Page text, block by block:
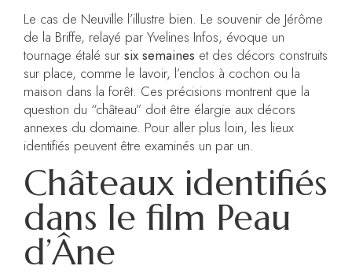
Le cas de Neuville l’illustre bien. Le souvenir de Jérôme
de la Briffe, relayé par Yvelines Infos, évoque un
tournage étalé sur six semaines et des décors construits
sur place, comme le lavoir, l’enclos à cochon ou la
maison dans la forêt. Ces précisions montrent que la
question du “château” doit être élargie aux décors
annexes du domaine. Pour aller plus loin, les lieux
identifiés peuvent être examinés un par un.
Châteaux identifiés
dans le film Peau
d’Âne